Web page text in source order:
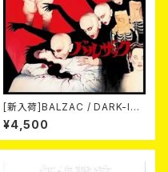
[新入荷]BALZAC / DARK-IS
M -20th Anniversary Comp
ilation- (2CD)
¥4,500